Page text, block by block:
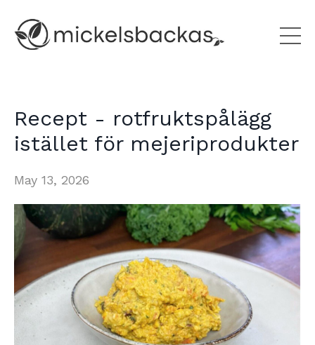
Recept - rotfruktspålägg
istället för mejeriprodukter
May 13, 2026